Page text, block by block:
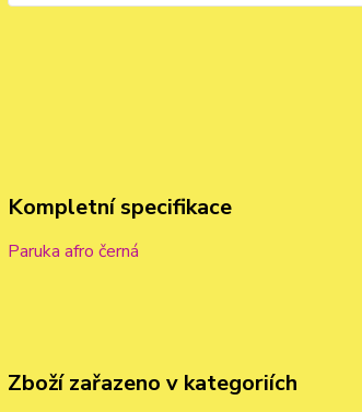
Kompletní specifikace
Paruka afro černá
Zboží zařazeno v kategoriích